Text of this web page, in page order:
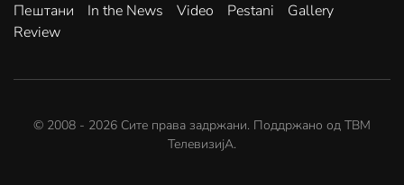
Пештани In the News Video Pestani
Gallery
Review
© 2008 - 2026 Сите права задржани. Поддржано од ТВМ
ТелевизијА.